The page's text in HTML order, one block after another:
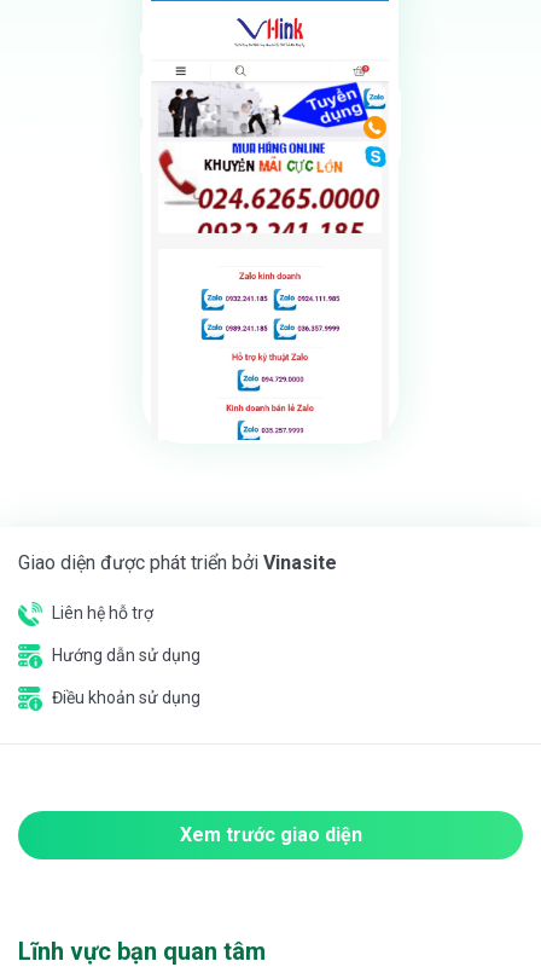
Giao diện được phát triển bởi Vinasite
Liên hệ hỗ trợ
Hướng dẫn sử dụng
Điều khoản sử dụng
Xem trước giao diện
Lĩnh vực bạn quan tâm